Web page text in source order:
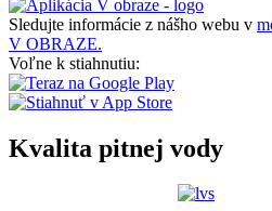
Sledujte informácie z nášho webu v
V OBRAZE.
Voľne k stiahnutiu:
Kvalita pitnej vody